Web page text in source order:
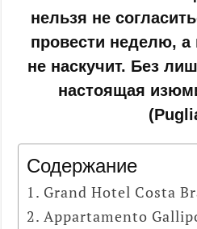
нельзя не
провести неделю,
не наскучит. Без
настоящая
Содержание
Grand Hotel Costa
Appartamento